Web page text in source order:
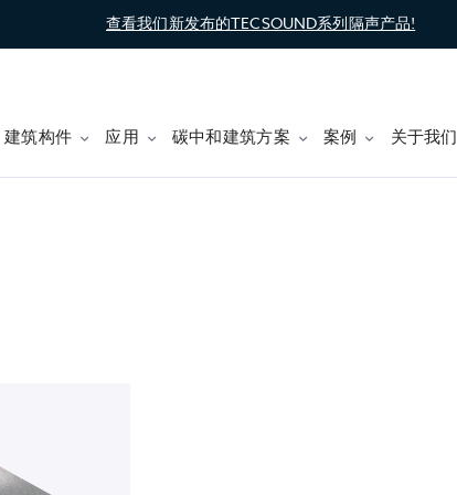
查看我们新发布的TECSOUND系列隔声产品!
建筑构件 应用 碳中和建筑方案 案例 关于我们